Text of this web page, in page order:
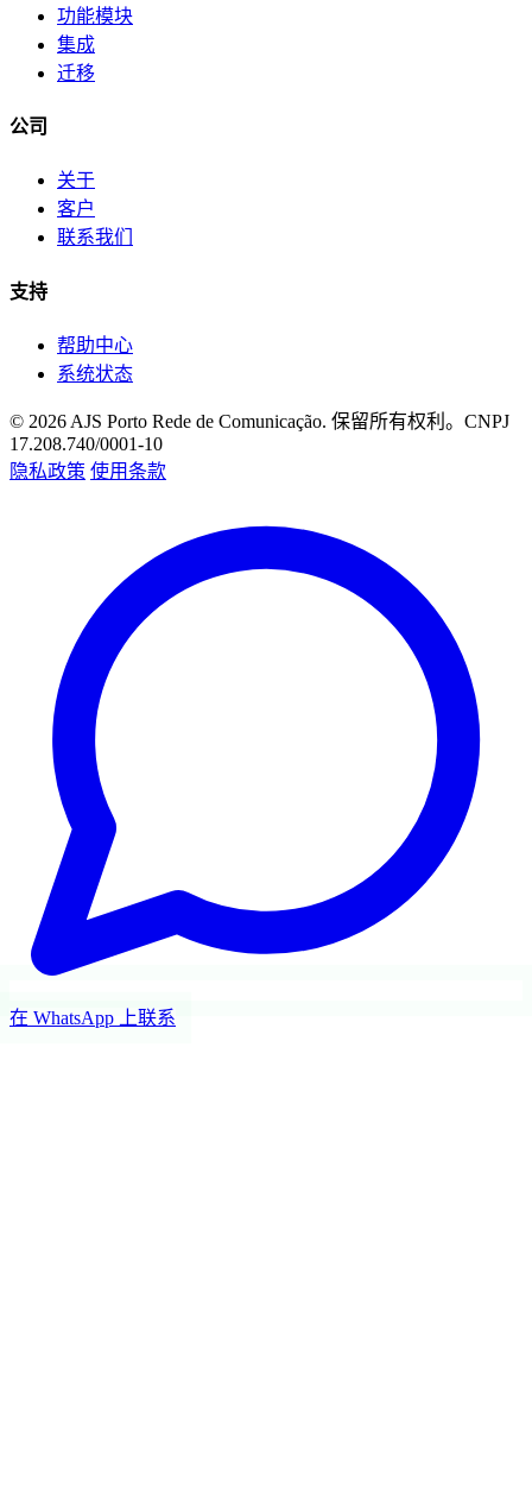
功能模块
集成
迁移
公司
关于
客户
联系我们
支持
帮助中心
系统状态
© 2026 AJS Porto Rede de Comunicação. 保留所有权利。 CNPJ
17.208.740/0001-10
隐私政策 使用条款
在 WhatsApp 上联系